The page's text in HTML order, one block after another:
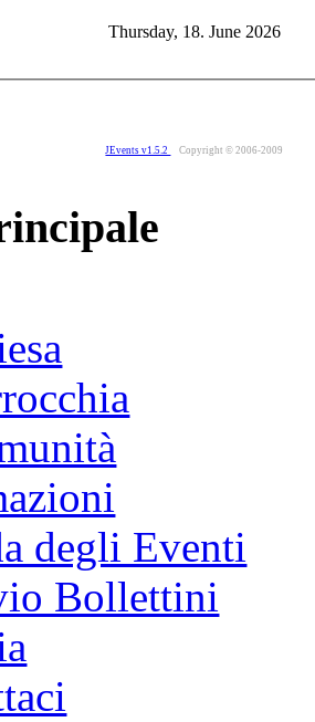
Thursday, 18. June 2026
JEvents v1.5.2 Copyright © 2006-2009
degli Eventi
Bollettini